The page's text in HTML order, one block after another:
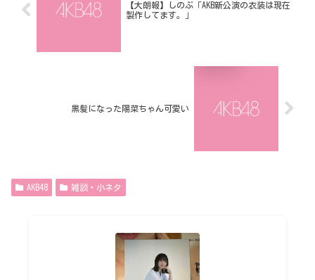
【大朗報】しのぶ「AKB新公演の衣装は現在
製作してます。」
黒髪になった陽菜ちゃん可愛い
AKB48 雑談・小ネタ